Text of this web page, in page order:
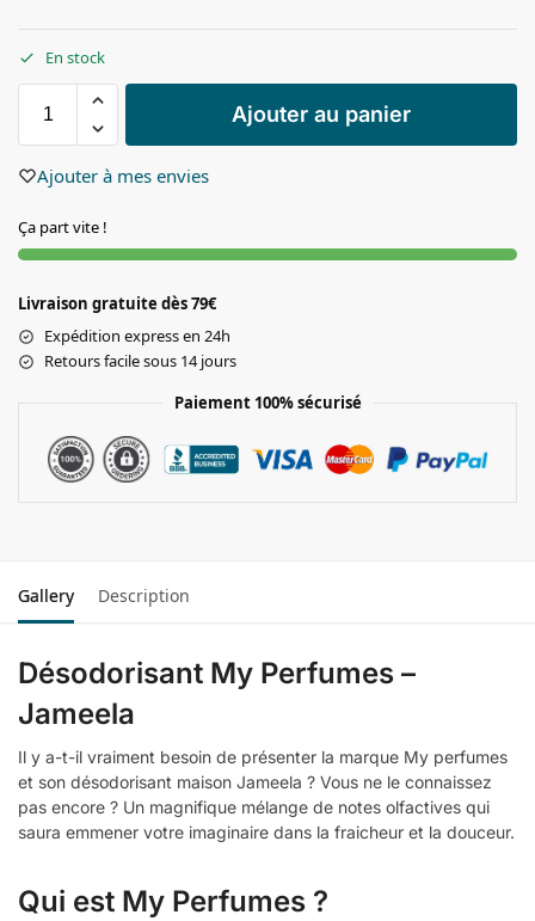
En stock
Ajouter au panier
Ajouter à mes envies
Ça part vite !
Livraison gratuite dès 79€
Expédition express en 24h
Retours facile sous 14 jours
Paiement 100% sécurisé
Gallery Description
Désodorisant My Perfumes –
Jameela
Il y a-t-il vraiment besoin de présenter la marque My perfumes
et son désodorisant maison Jameela ? Vous ne le connaissez
pas encore ? Un magnifique mélange de notes olfactives qui
saura emmener votre imaginaire dans la fraicheur et la douceur.
Qui est My Perfumes ?